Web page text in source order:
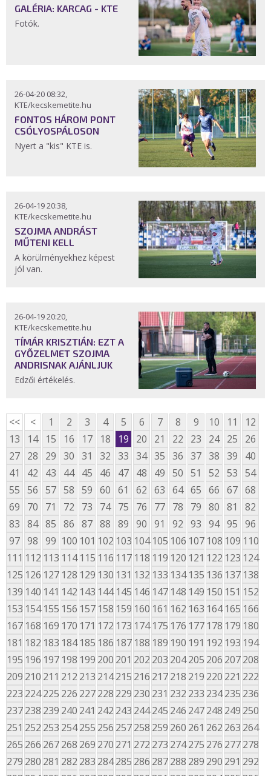
GALÉRIA: KARCAG - KTE
Fotók.
26-04-20 08:32,
KTE/kecskemetite.hu
FONTOS HÁROM PONT
CSÓLYOSPÁLOSON
Nyert a "kis" KTE is.
26-04-19 20:38,
KTE/kecskemetite.hu
SZOJMA ANDRÁST
MŰTENI KELL
A körülményekhez képest
jól van.
26-04-19 20:20,
KTE/kecskemetite.hu
TÍMÁR KRISZTIÁN: EZT A
GYŐZELMET SZOJMA
ANDRISNAK AJÁNLJUK
Edzői értékelés.
<< < 1 2 3 4 5 6 7 8 9 10 11
12
13
14 15 16 17 18 19 20 21 22 23 24 25
26
27 28 29 30 31 32 33 34 35 36 37 38 39
40
41
42 43 44 45 46 47 48 49 50 51 52 53 54
55 56 57 58 59 60 61 62 63 64 65 66 67 68
69
70 71 72 73 74 75 76 77 78 79 80 81
82
83 84 85 86 87 88 89 90 91 92 93 94 95 96
97 98 99 100 101 102 103 104 105 106 107 108 109 110
111 112 113 114 115 116 117 118 119 120 121 122 123 124
125 126 127 128 129 130 131 132 133 134 135 136 137 138
139 140 141 142 143 144 145 146 147 148 149 150 151 152
153 154 155 156 157 158 159 160 161 162 163 164 165 166
167 168 169 170 171 172 173 174 175 176 177 178 179 180
181 182 183 184 185 186 187 188 189 190 191 192 193 194
195 196 197 198 199 200 201 202 203 204205 206 207208
209 210 211 212 213 214215 216 217218 219 220 221 222
223 224225 226 227228 229 230 231 232 233 234235 236
237238 239 240 241 242 243 244245 246 247248 249 250
251 252 253 254255 256 257258 259 260 261 262 263 264
265 266 267268 269 270 271 272 273 274275 276 277278
279 280 281 282 283 284285 286 287288 289 290 291 292